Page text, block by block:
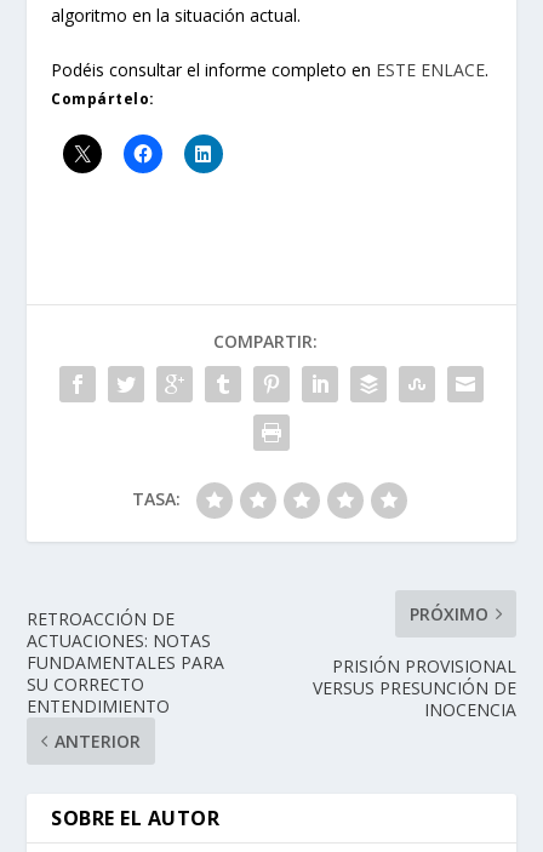
algoritmo en la situación actual.
Podéis consultar el informe completo en ESTE ENLACE.
Compártelo:
COMPARTIR:
TASA:
RETROACCIÓN DE
ACTUACIONES: NOTAS
FUNDAMENTALES PARA
SU CORRECTO
ENTENDIMIENTO
ANTERIOR
PRÓXIMO
PRISIÓN PROVISIONAL
VERSUS PRESUNCIÓN DE
INOCENCIA
SOBRE EL AUTOR